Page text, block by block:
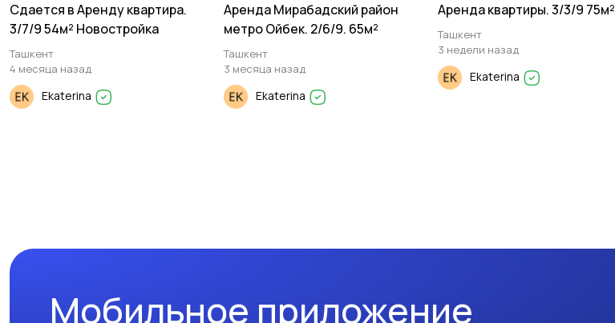
Сдается в Аренду квартира.
3/7/9 54м² Новостройка
Ташкент
4 месяца назад
Ekaterina
Аренда Мирабадский район
метро Ойбек. 2/6/9. 65м²
Ташкент
3 месяца назад
Ekaterina
Аренда квартиры. 3/3/9 75м²
Ташкент
3 недели назад
Ekaterina
Мобильное приложение